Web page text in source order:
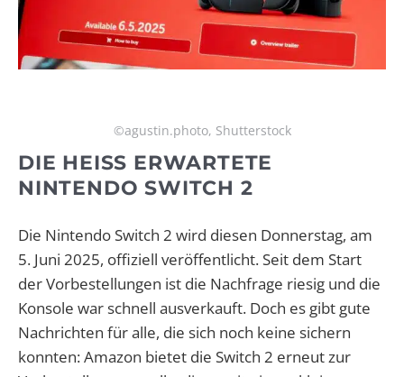
©agustin.photo, Shutterstock
DIE HEISS ERWARTETE N
INTENDO SWITCH 2
Die Nintendo Switch 2 wird diesen Donnerstag, am
5. Juni 2025, offiziell veröffentlicht. Seit dem Start
der Vorbestellungen ist die Nachfrage riesig und die
Konsole war schnell ausverkauft. Doch es gibt gute
Nachrichten für alle, die sich noch keine sichern
konnten: Amazon bietet die Switch 2 erneut zur